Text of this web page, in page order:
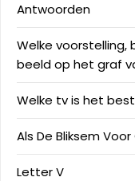
Antwoorden
Welke
beeld op het graf
Welke tv is het
Als De Bliksem
Letter V